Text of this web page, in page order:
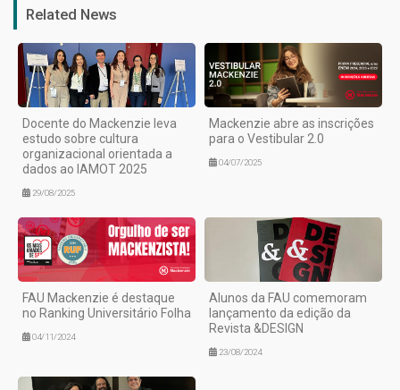
Related News
Docente do Mackenzie leva
estudo sobre cultura
organizacional orientada a
dados ao IAMOT 2025
29/08/2025
Mackenzie abre as inscrições
para o Vestibular 2.0
04/07/2025
FAU Mackenzie é destaque
no Ranking Universitário Folha
04/11/2024
Alunos da FAU comemoram
lançamento da edição da
Revista &DESIGN
23/08/2024